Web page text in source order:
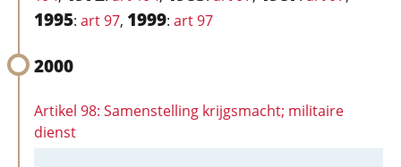
1995: art 97, 1999: art 97
2000
Artikel 98: Samenstelling krijgsmacht; militaire
dienst